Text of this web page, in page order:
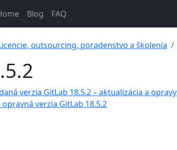
Blog FAQ
outsourcing, poradenstvo a školenia
verzia GitLab 18.5.2 – aktualizácia a opravy
opravná verzia GitLab 18.5.2